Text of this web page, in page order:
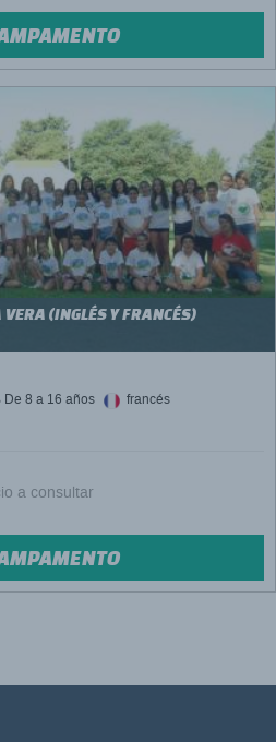
(INGLÉS Y FRANCÉS)
De 8 a 16 años francés
a consultar